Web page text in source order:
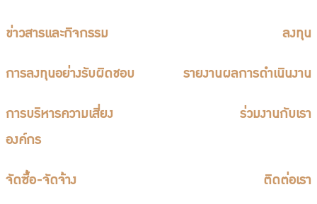
ข่าวสารและกิจกรรม ลงทุน
การลงทุนอย่างรับผิดชอบ รายงานผลการดำเนินงาน
การบริหารความเสี่ยง
องค์กร
ร่วมงานกับเรา
จัดซื้อ-จัดจ้าง ติดต่อเรา